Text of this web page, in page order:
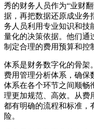
秀的财务人员作为“业财
据，再把数据还原成业务
务人员利用专业知识和技
量化的决策依据。他们通
制定合理的费用预算和控
体系是财务数字化的骨架
费用管理分析体系，确保
体系在各个环节之间顺畅
理更加规范、高效。从费
都有明确的流程和标准，
险。